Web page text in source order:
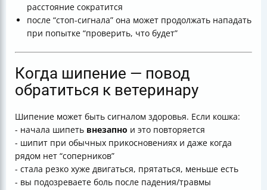
расстояние сократится
после “стоп-сигнала” она может продолжать нападать
при попытке “проверить, что будет”
Когда шипение — повод
обратиться к ветеринару
Шипение может быть сигналом здоровья. Если кошка:
- начала шипеть внезапно и это повторяется
- шипит при обычных прикосновениях и даже когда
рядом нет “соперников”
- стала резко хуже двигаться, прятаться, меньше есть
- вы подозреваете боль после падения/травмы